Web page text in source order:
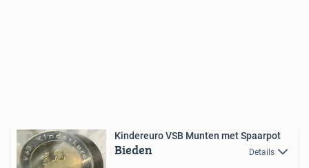
Kindereuro VSB Munten met Spaarpot
Bieden Details